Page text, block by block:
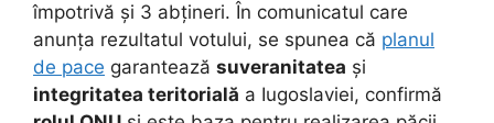
împotrivă și 3 abțineri. În comunicatul care
anunța rezultatul votului, se spunea că planul
de pace garantează suveranitatea și
integritatea teritorială a Iugoslaviei, confirmă